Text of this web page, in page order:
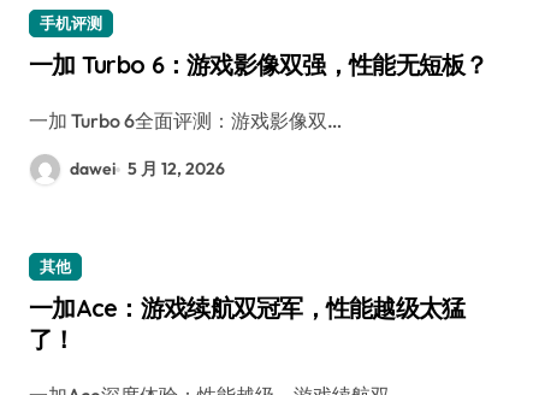
手机评测
一加 Turbo 6：游戏影像双强，性能无短板？
一加 Turbo 6全面评测：游戏影像双…
dawei 5 月 12, 2026
其他
一加Ace：游戏续航双冠军，性能越级太猛
了！